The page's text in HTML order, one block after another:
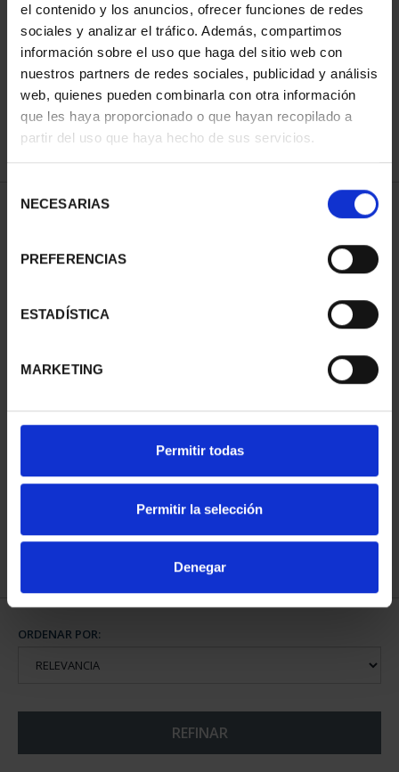
el contenido y los anuncios, ofrecer funciones de redes
sociales y analizar el tráfico. Además, compartimos
información sobre el uso que haga del sitio web con
nuestros partners de redes sociales, publicidad y análisis
web, quienes pueden combinarla con otra información
que les haya proporcionado o que hayan recopilado a
partir del uso que haya hecho de sus servicios.
NECESARIAS
PREFERENCIAS
ESTADÍSTICA
MARKETING
Permitir todas
Permitir la selección
Denegar
ORDENAR POR:
REFINAR
1 Productos encontrados
BATALLA DE LEPANTO
610,00 €
ORDENAR POR:
REFINAR